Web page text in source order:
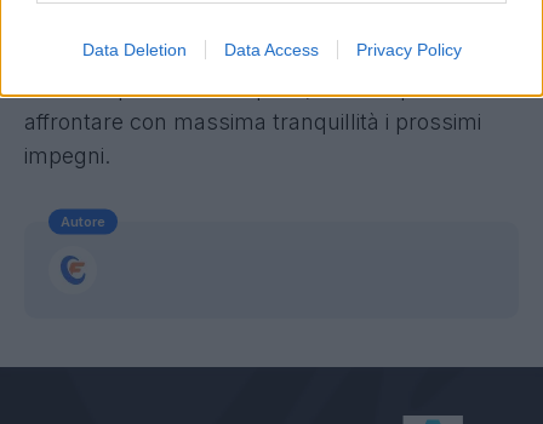
Data Deletion Data Access Privacy Policy
sconfitta interna evitata invece per la Juve che
affrontare con massima tranquillità i prossimi
impegni.
Autore